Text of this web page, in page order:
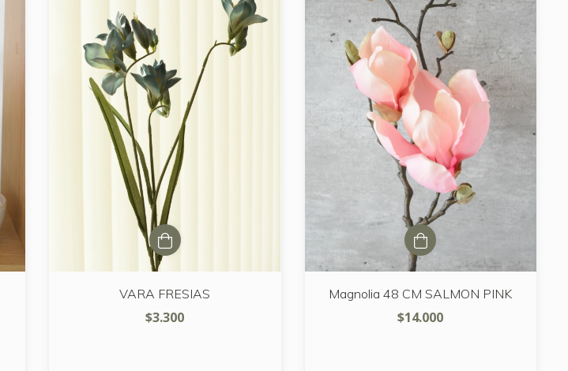
VARA FRESIAS
$3.300
Magnolia 48 CM SALMON PINK
$14.000